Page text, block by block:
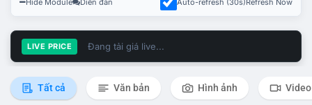
LIVE PRICE Đang tải giá live...
Tất cả Văn bản Hình ảnh Video